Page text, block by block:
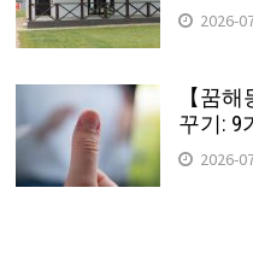
2026-
【꿈
꾸기: 9
2026-